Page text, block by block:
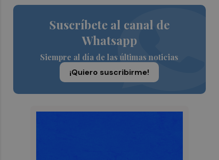
Suscríbete al canal de
Whatsapp
Siempre al día de las últimas noticias
¡Quiero suscribirme!